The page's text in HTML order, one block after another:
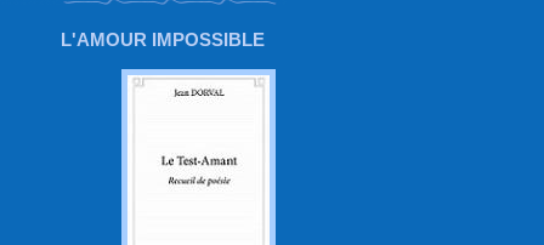
L'AMOUR IMPOSSIBLE